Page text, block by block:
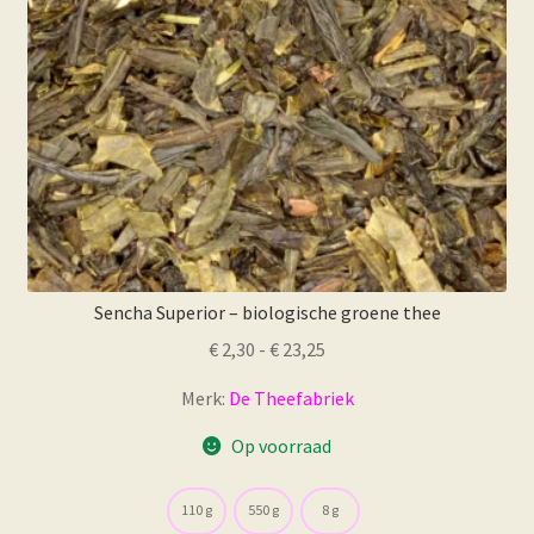
op
de
productpagina
Sencha Superior – biologische groene thee
€ 2,30 - € 23,25
tot
€ 23,25
Merk: De Theefabriek
Op voorraad
110 g 550 g 8 g